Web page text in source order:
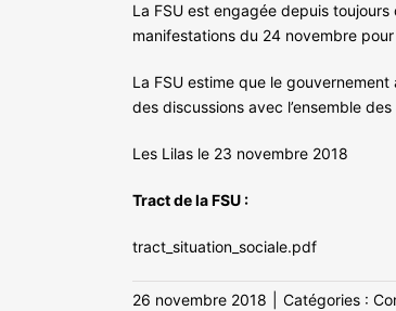
La FSU est engagée depuis
manifestations du 24 novembre
La FSU estime que le
des discussions avec l’ensemble
Les Lilas le 23 novembre 2018
Tract de la FSU :
tract_situation_sociale.pdf
26 novembre 2018 Catégories :